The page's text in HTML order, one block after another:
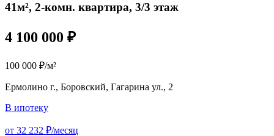
41м², 2-комн. квартира, 3/3 этаж
4 100 000 ₽
100 000 ₽/м²
Ермолино г., Боровский, Гагарина ул., 2
В ипотеку
от 32 232 ₽/месяц